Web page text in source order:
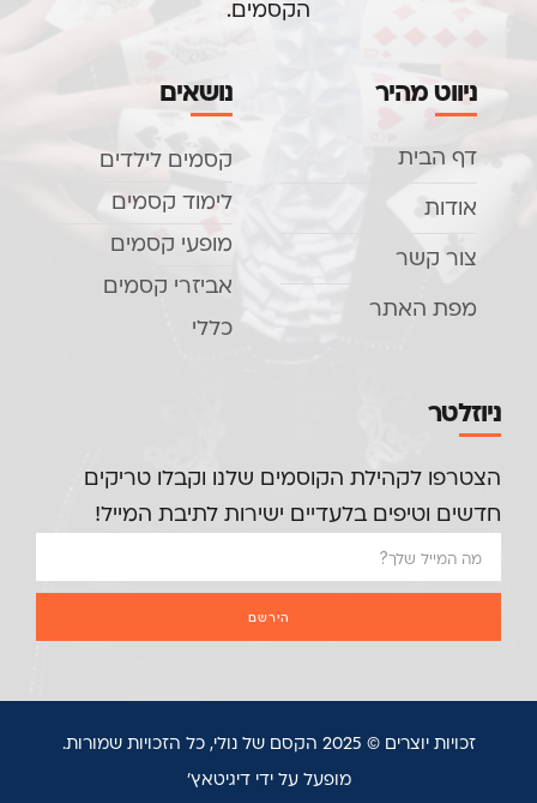
הקסמים.
ניווט מהיר
דף הבית
אודות
צור קשר
מפת האתר
נושאים
קסמים לילדים
לימוד קסמים
מופעי קסמים
אביזרי קסמים
כללי
ניוזלטר
הצטרפו לקהילת הקוסמים שלנו וקבלו טריקים
חדשים וטיפים בלעדיים ישירות לתיבת המייל!
הירשם
זכויות יוצרים © 2025 הקסם של נולי, כל הזכויות שמורות.
מופעל על ידי דיגיטאץ'